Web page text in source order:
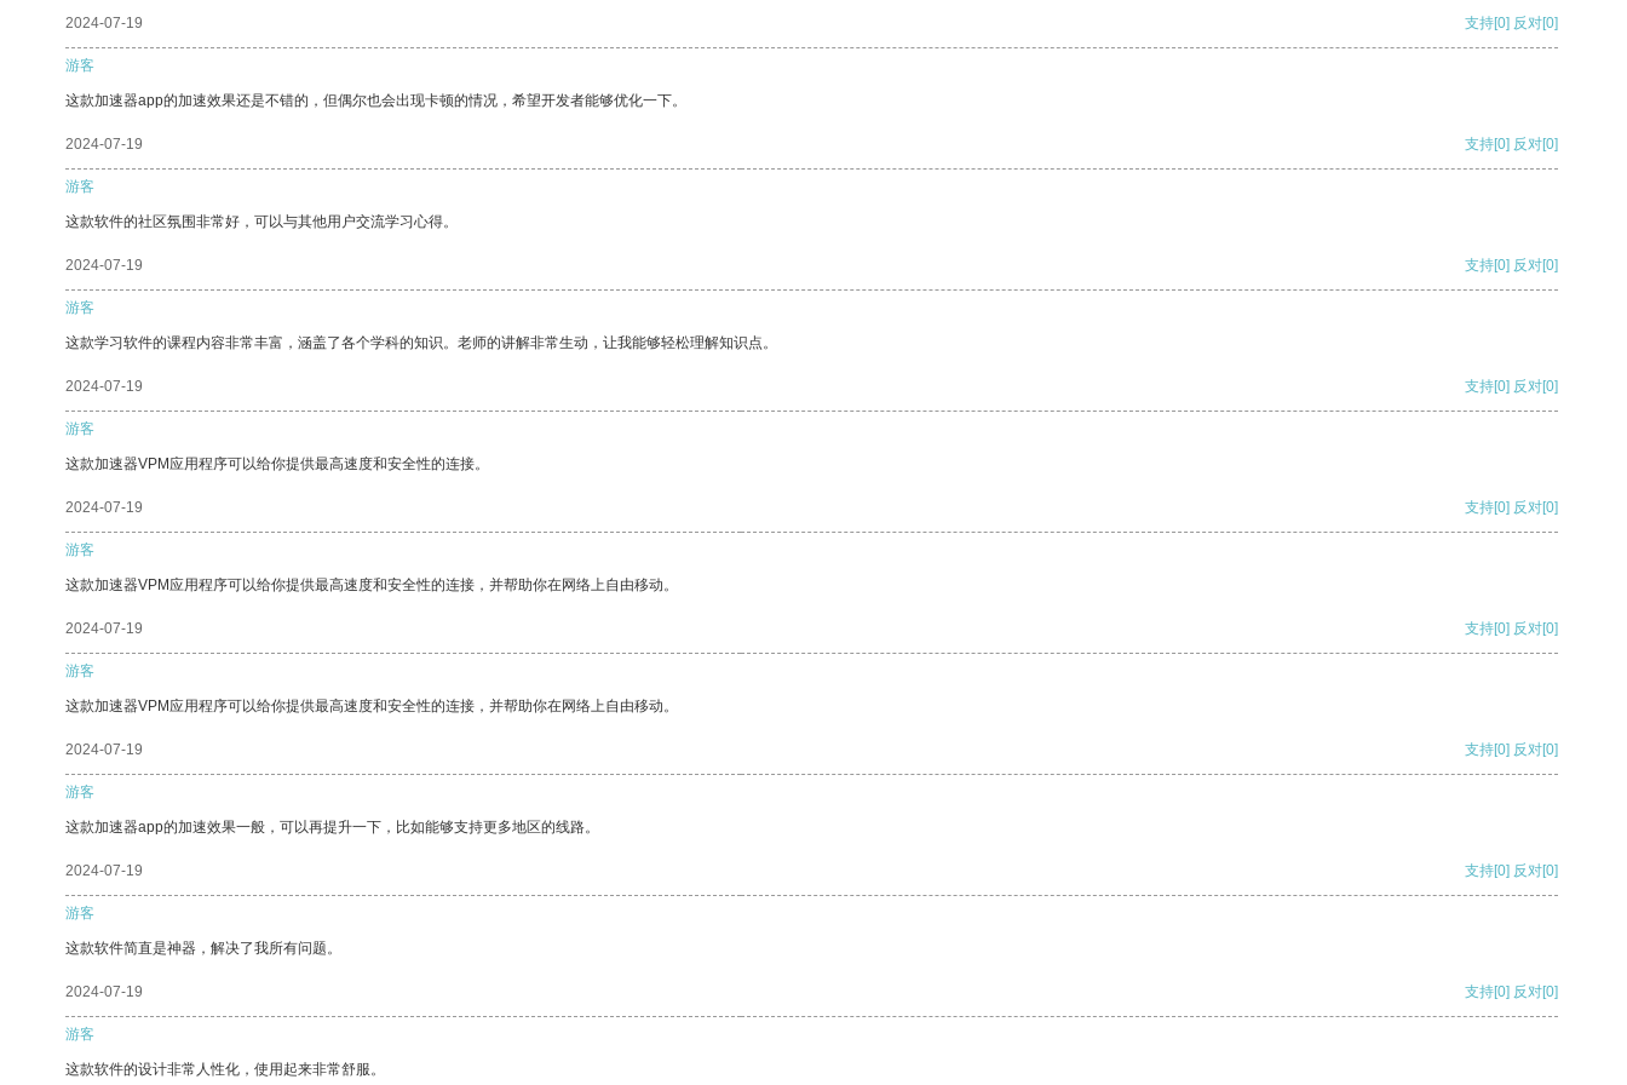
2024-07-19 支持[0] 反对[0]
游客
这款加速器app的加速效果还是不错的，但偶尔也会出现卡顿的情况，希望开发者能够优化一下。
2024-07-19 支持[0] 反对[0]
游客
这款软件的社区氛围非常好，可以与其他用户交流学习心得。
2024-07-19 支持[0] 反对[0]
游客
这款学习软件的课程内容非常丰富，涵盖了各个学科的知识。老师的讲解非常生动，让我能够轻松理解知识点。
2024-07-19 支持[0] 反对[0]
游客
这款加速器VPM应用程序可以给你提供最高速度和安全性的连接。
2024-07-19 支持[0] 反对[0]
游客
这款加速器VPM应用程序可以给你提供最高速度和安全性的连接，并帮助你在网络上自由移动。
2024-07-19 支持[0] 反对[0]
游客
这款加速器VPM应用程序可以给你提供最高速度和安全性的连接，并帮助你在网络上自由移动。
2024-07-19 支持[0] 反对[0]
游客
这款加速器app的加速效果一般，可以再提升一下，比如能够支持更多地区的线路。
2024-07-19 支持[0] 反对[0]
游客
这款软件简直是神器，解决了我所有问题。
2024-07-19 支持[0] 反对[0]
游客
这款软件的设计非常人性化，使用起来非常舒服。